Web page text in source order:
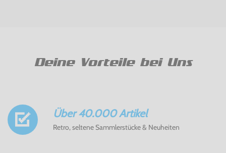
Deine Vorteile bei Uns
Über 40.000 Artikel
Retro, seltene Sammlerstücke & Neuheiten